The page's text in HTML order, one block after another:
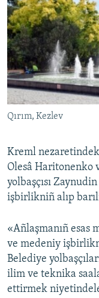
BLOGLAR
FİKİR
Русский
Українською
QOŞULIÑIZ!
RFE/RS bütün
Qırım, Kezlev
Kreml
Olesâ Haritonenko
yolbaşçısı
işbirlikniñ alıp
«Añlaşmanıñ esas
ve medeniy
Belediye
ilim ve teknika
ettirmek